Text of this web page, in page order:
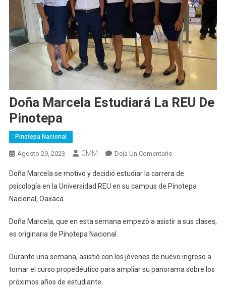
Doña Marcela Estudiará La REU De
Pinotepa
Pinotepa Nacional
Agosto 29, 2023 CMM Deja Un ComentarioEn
Marcela
Estudiará
De
Doña Marcela se motivó y decidió estudiar la carrera de
psicología en la Universidad REU en su campus de Pinotepa
Nacional, Oaxaca.
Doña Marcela, que en esta semana empezó a asistir a sus clases,
es originaria de Pinotepa Nacional.
Durante una semana, asistió con los jóvenes de nuevo ingreso a
tomar el curso propedéutico para ampliar su panorama sobre los
próximos años de estudiante.